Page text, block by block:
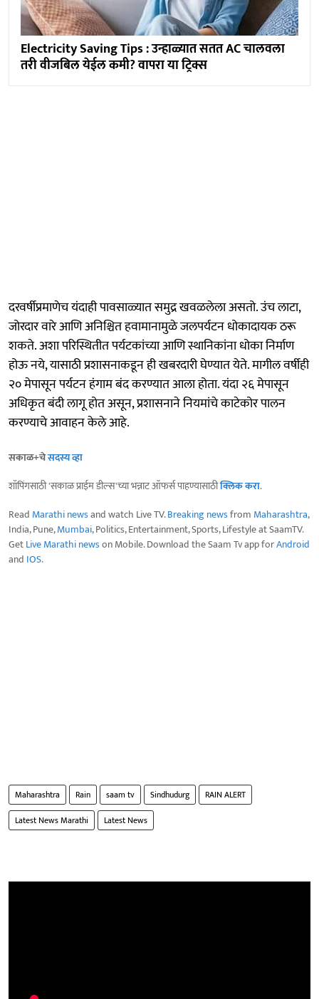
Electricity Saving Tips : उन्हाळ्यात सतत AC चालवला
तरी वीजबिल येईल कमी? वापरा या ट्रिक्स
दरवर्षीप्रमाणेच यंदाही पावसाळ्यात समुद्र खवळलेला असतो. उंच लाटा,
जोरदार वारे आणि अनिश्चित हवामानामुळे जलपर्यटन धोकादायक ठरू
शकते. अशा परिस्थितीत पर्यटकांच्या आणि स्थानिकांना धोका निर्माण
होऊ नये, यासाठी प्रशासनाकडून ही खबरदारी घेण्यात येते. मागील वर्षीही
२० मेपासून पर्यटन हंगाम बंद करण्यात आला होता. यंदा २६ मेपासून
अधिकृत बंदी लागू होत असून, प्रशासनाने नियमांचे काटेकोर पालन
करण्याचे आवाहन केले आहे.
सकाळ+चेसदस्य व्हा
शॉपिंगसाठी 'सकाळ प्राईम डील्स'च्या भन्नाट ऑफर्स पाहण्यासाठीक्लिक करा.
Read Marathi newsand watch Live TV.Breaking newsfrom Maharashtra,
India, Pune,Mumbai, Politics, Entertainment, Sports, Lifestyle at SaamTV.
GetLive Marathi newson Mobile. Download the Saam Tv app forAndroid
and IOS.
Maharashtra Rain saam tv Sindhudurg
RAIN ALERT
Latest News Marathi
Latest News